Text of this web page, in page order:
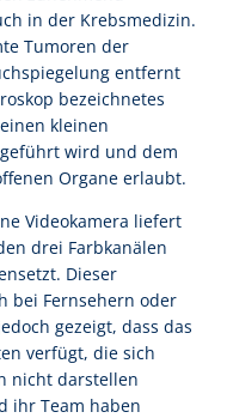
in der Krebsmedizin.
Tumoren der
entfernt
bezeichnetes
kleinen
wird und dem
Organe erlaubt.
Videokamera liefert
drei Farbkanälen
Dieser
bei Fernsehern oder
gezeigt, dass das
verfügt, die sich
nicht darstellen
ihr Team haben